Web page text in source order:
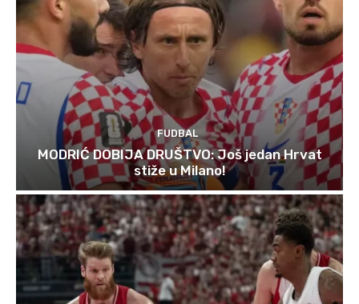
FUDBAL
MODRIĆ DOBIJA DRUŠTVO: Još jedan Hrvat
stiže u Milano!